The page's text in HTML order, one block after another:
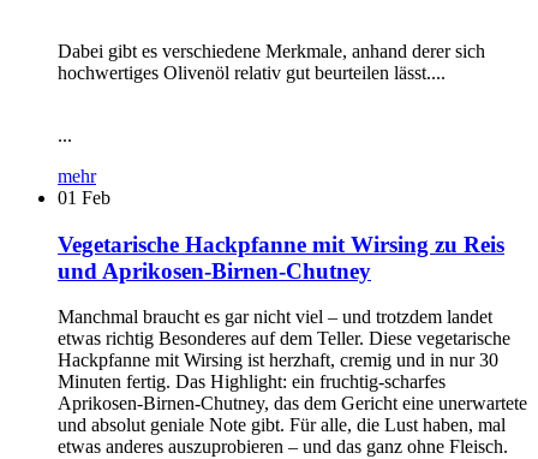
Dabei gibt es verschiedene Merkmale, anhand derer sich
hochwertiges Olivenöl relativ gut beurteilen lässt....
...
mehr
01 Feb
Vegetarische Hackpfanne mit Wirsing zu Reis
und Aprikosen-Birnen-Chutney
Manchmal braucht es gar nicht viel – und trotzdem landet
etwas richtig Besonderes auf dem Teller. Diese vegetarische
Hackpfanne mit Wirsing ist herzhaft, cremig und in nur 30
Minuten fertig. Das Highlight: ein fruchtig-scharfes
Aprikosen-Birnen-Chutney, das dem Gericht eine unerwartete
und absolut geniale Note gibt. Für alle, die Lust haben, mal
etwas anderes auszuprobieren – und das ganz ohne Fleisch.